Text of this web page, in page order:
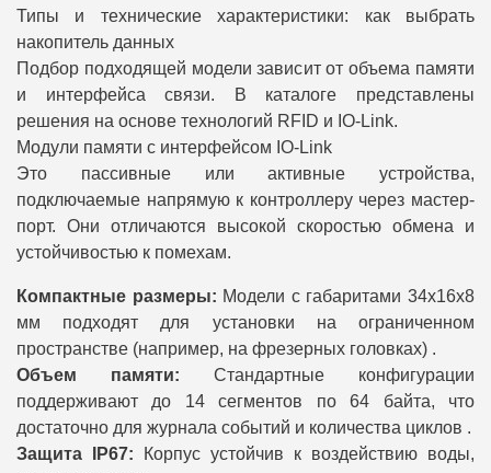
Типы и технические характеристики: как выбрать
накопитель данных
Подбор подходящей модели зависит от объема памяти
и интерфейса связи. В каталоге представлены
решения на основе технологий RFID и IO-Link.
Модули памяти с интерфейсом IO-Link
Это пассивные или активные устройства,
подключаемые напрямую к контроллеру через мастер-
порт. Они отличаются высокой скоростью обмена и
устойчивостью к помехам.
Компактные размеры: Модели с габаритами 34x16x8
мм подходят для установки на ограниченном
пространстве (например, на фрезерных головках) .
Объем памяти: Стандартные конфигурации
поддерживают до 14 сегментов по 64 байта, что
достаточно для журнала событий и количества циклов .
Защита IP67: Корпус устойчив к воздействию воды,